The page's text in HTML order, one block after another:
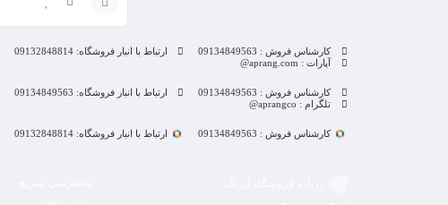
به
کارشناس فروش : 09134849563 ارتباط با انبار فروشگاه: 09132848814
آپارات : aprang.com@
کارشناس فروش : 09134849563 ارتباط با انبار فروشگاه: 09134849563
تلگرام : aprangco@
کارشناس فروش : 09134849563 ارتباط با انبار فروشگاه: 09132848814